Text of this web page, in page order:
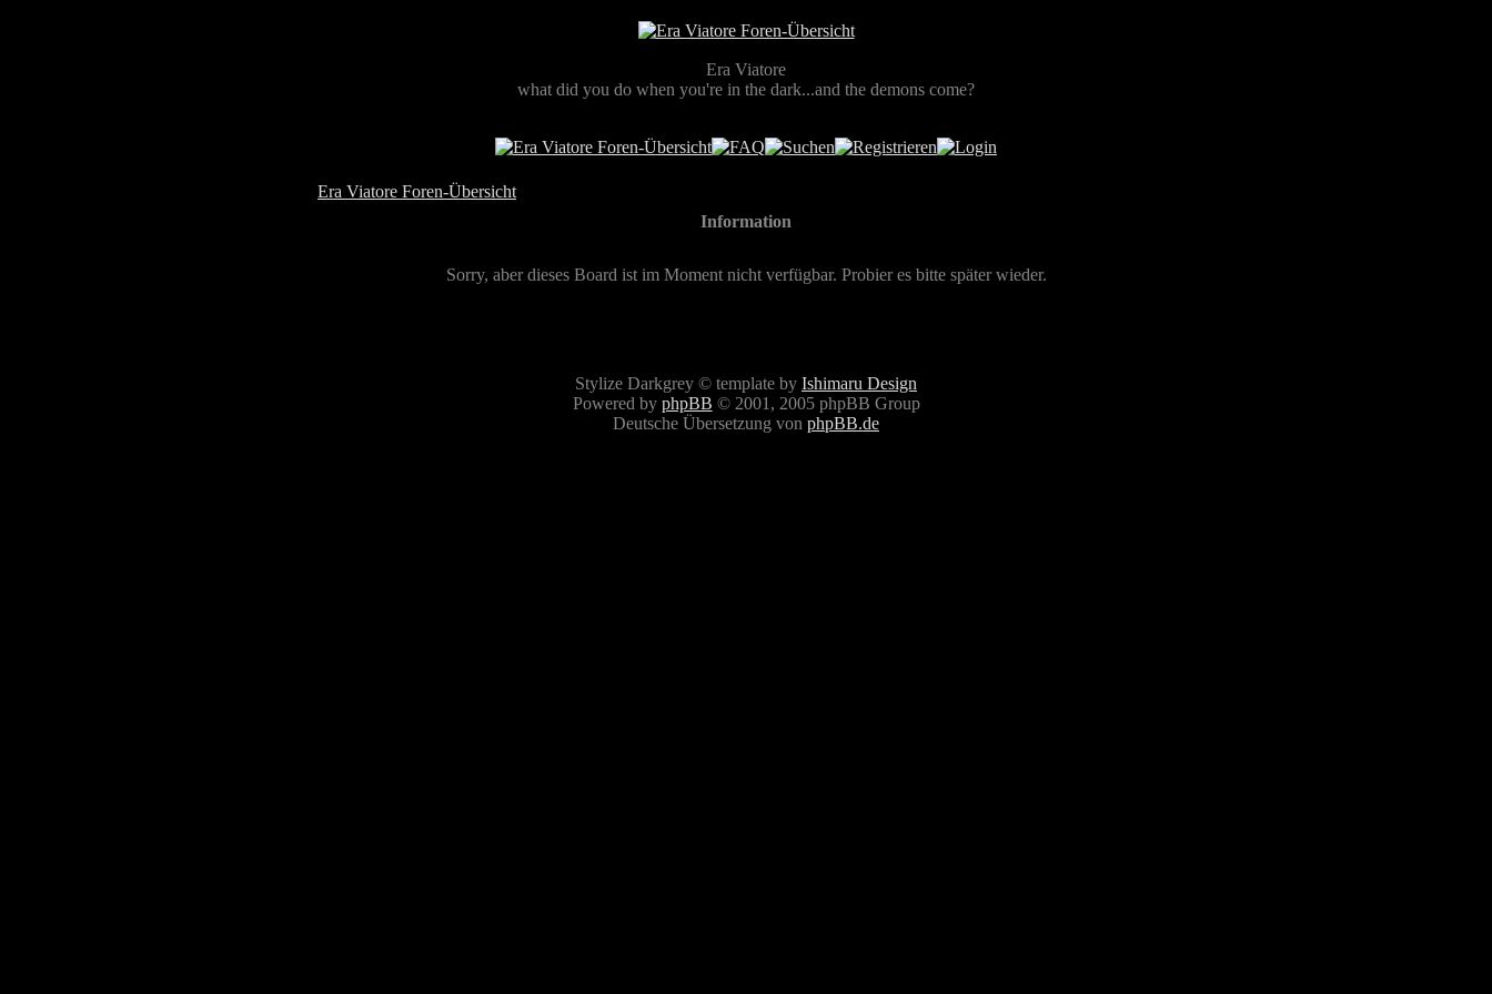
Era Viatore
what did you do when you're in the dark...and the demons come?
Era Viatore Foren-Übersicht
Information
Sorry, aber dieses Board ist im Moment nicht verfügbar. Probier es bitte später wieder.
Stylize Darkgrey © template by Ishimaru Design
Powered by phpBB © 2001, 2005 phpBB Group
Deutsche Übersetzung von phpBB.de